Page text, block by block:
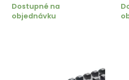
Dostupné na
objednávku